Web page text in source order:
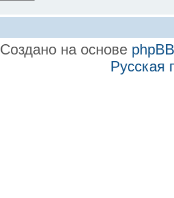
Создано на основе phpBB
Русская